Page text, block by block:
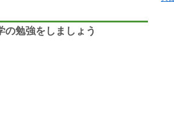
の勉強をしましょう